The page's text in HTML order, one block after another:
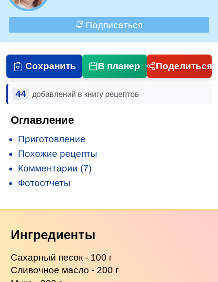
Подписаться
Сохранить В планер Поделиться
44 добавлений в книгу рецептов
Оглавление
Приготовление
Похожие рецепты
Комментарии (7)
Фотоотчеты
Ингредиенты
Сахарный песок - 100 г
Сливочное масло - 200 г